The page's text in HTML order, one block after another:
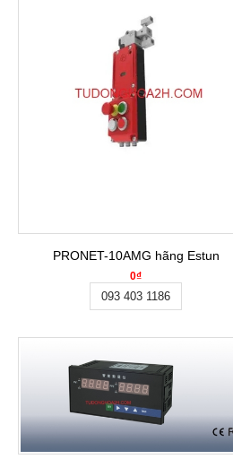
PRONET-10AMG hãng Estun
0₫
093 403 1186